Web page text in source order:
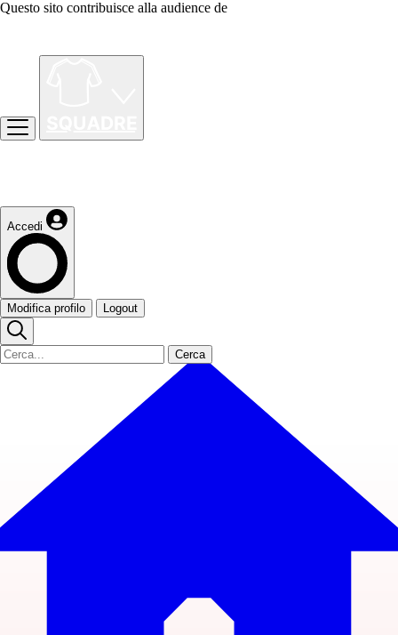
Questo sito contribuisce alla audience de
Accedi
Modifica profilo Logout
Cerca